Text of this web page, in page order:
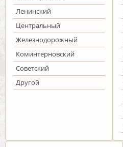
Ленинский
Центральный
Железнодорожный
Коминтерновский
Советский
Другой